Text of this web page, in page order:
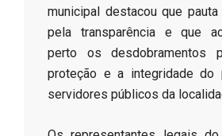
municipal destacou que
pela transparência e que
perto os desdobramentos
proteção e a integridade do
servidores públicos da